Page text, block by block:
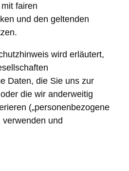
fairen
und den geltenden
wird erläutert,
Daten, die Sie uns zur
die wir anderweitig
(„personenbezogene
verwenden und